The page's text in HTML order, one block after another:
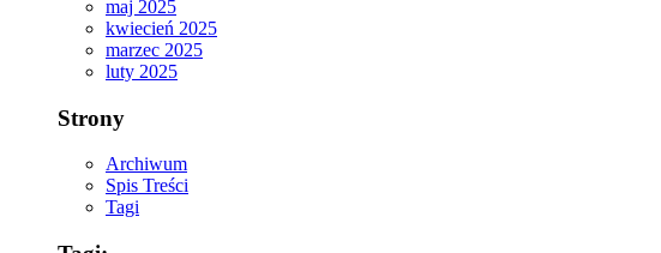
maj 2025
kwiecień 2025
marzec 2025
luty 2025
Strony
Archiwum
Spis Treści
Tagi